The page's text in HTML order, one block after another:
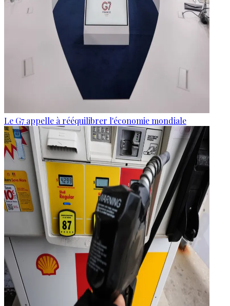
Le G7 appelle à rééquilibrer l'économie mondiale